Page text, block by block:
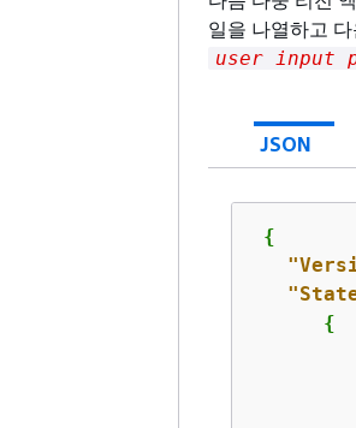
일을 나열하고
user input
JSON
{
{